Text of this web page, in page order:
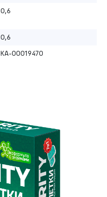
0,6
0,6
КА-00019470